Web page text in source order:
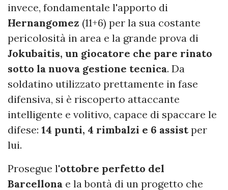
invece, fondamentale l'apporto di
Hernangomez (11+6) per la sua costante
pericolosità in area e la grande prova di
Jokubaitis, un giocatore che pare rinato
sotto la nuova gestione tecnica. Da
soldatino utilizzato prettamente in fase
difensiva, si è riscoperto attaccante
intelligente e volitivo, capace di spaccare le
difese: 14 punti, 4 rimbalzi e 6 assistper
lui.
Prosegue l'ottobre perfetto del
Barcellona e la bontà di un progetto che